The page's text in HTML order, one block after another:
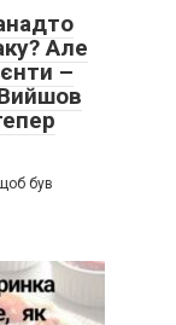
Але
–
був